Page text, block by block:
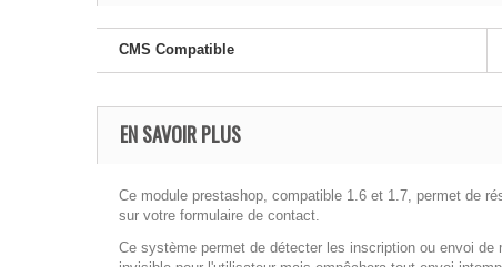
CMS Compatible
EN SAVOIR PLUS
Ce module prestashop, compatible 1.6 et 1.7, permet de
sur votre formulaire de contact.
Ce système permet de détecter les inscription ou envoi